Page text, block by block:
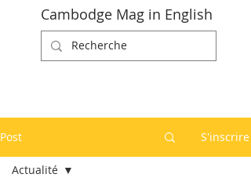
Cambodge Mag in English
Post S'inscrire
Actualité